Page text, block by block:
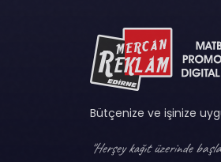
Bütçenize ve işinize
"Herşey kağıt üzerinde